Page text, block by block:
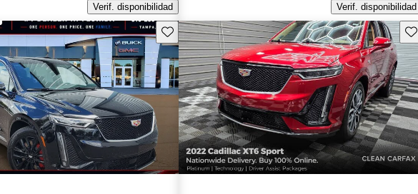
Verif. disponibilidad
Verif. disponibilidad
Guarda este Aviso